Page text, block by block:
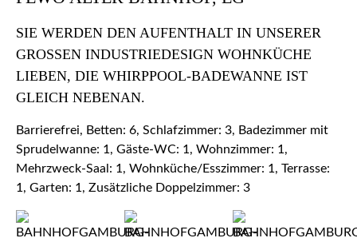
SIE WERDEN DEN AUFENTHALT IN UNSERER
GROSSEN INDUSTRIEDESIGN WOHNKÜCHE L
IEBEN, DIE WHIRPPOOL-BADEWANNE IST G
LEICH NEBENAN.
Barrierefrei, Betten: 6, Schlafzimmer: 3, Badezimmer mit
Sprudelwanne: 1, Gäste-WC: 1, Wohnzimmer: 1,
Mehrzweck-Saal: 1, Wohnküche/Esszimmer: 1, Terrasse:
1, Garten: 1, Zusätzliche Doppelzimmer: 3